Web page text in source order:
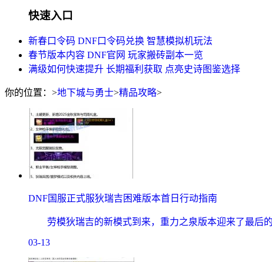
快速入口
新春口令码 DNF口令码兑换 智慧模拟机玩法
春节版本内容 DNF官网 玩家搬砖副本一览
满级如何快速提升 长期福利获取 点亮史诗图鉴选择
你的位置： >地下城与勇士>精品攻略>
DNF国服正式服狄瑞吉困难版本首日行动指南
劳模狄瑞吉的新模式到来，重力之泉版本迎来了最
03-13